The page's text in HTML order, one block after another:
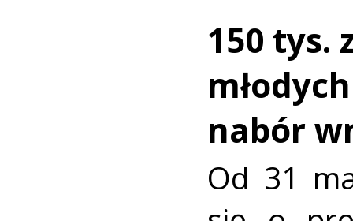
150 tys.
nabór
Od 31